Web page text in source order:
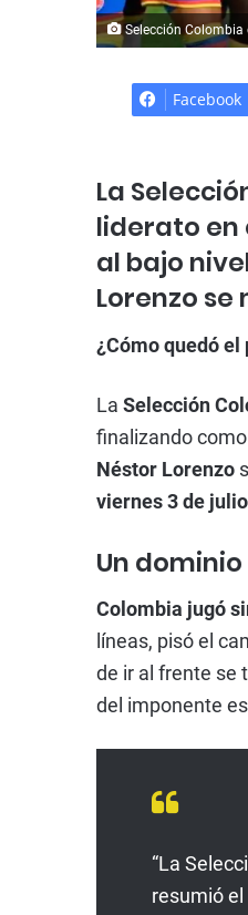
Selección Colombia
Facebook
La
liderato en
al bajo
Lorenzo
¿Cómo quedó
La Selección
finalizando
Néstor Lorenzo
viernes 3 de julio
Un
Colombia jugó
líneas, pisó el
de ir al frente se
del imponente
“La
resumió